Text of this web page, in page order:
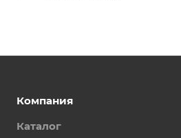
Компания
Каталог